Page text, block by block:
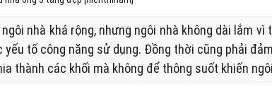
nhà khá rộng, nhưng ngôi nhà không dài lắm
yếu tố công năng sử dụng. Đồng thời cũng phải
thành các khối mà không để thông suốt khiến